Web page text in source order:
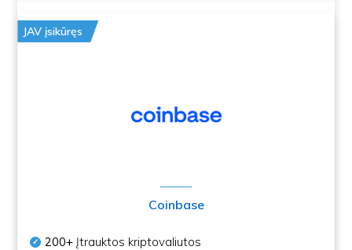
JAV įsikūręs
Coinbase
200+ Įtrauktos kriptovaliutos